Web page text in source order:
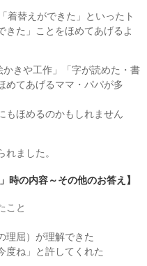
着替えができた」といったト
きた」ことをほめてあげるよ
きや工作」「字が読めた・書
めてあげるママ・パパが多
もほめるのかもしれません
ました。
時の内容～その他のお答え】
こと
理屈）が理解できた
度ね」と許してくれた